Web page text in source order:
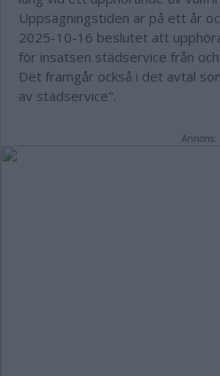
Uppsägningstiden är på ett år
2025-10-16 beslutet att
för insatsen städservice från
Det framgår också i det avtal
av städservice".
Annons: